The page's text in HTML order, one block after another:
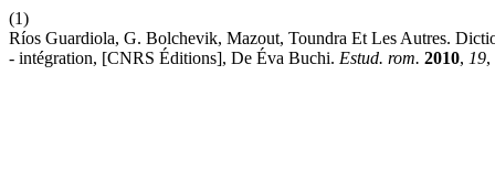
(1)
Ríos Guardiola, G. Bolchevik, Mazout, Toundra Et Les Autres.
- intégration, [CNRS Éditions], De Éva Buchi. Estud. rom. 2010, 19,